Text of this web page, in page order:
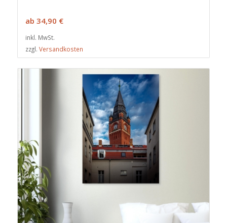
ab 34,90 €
inkl. MwSt.
zzgl. Versandkosten